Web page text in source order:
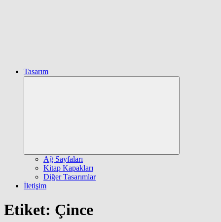
Tasarım
Ağ Sayfaları
Kitap Kapakları
Diğer Tasarımlar
İletişim
Etiket: Çince